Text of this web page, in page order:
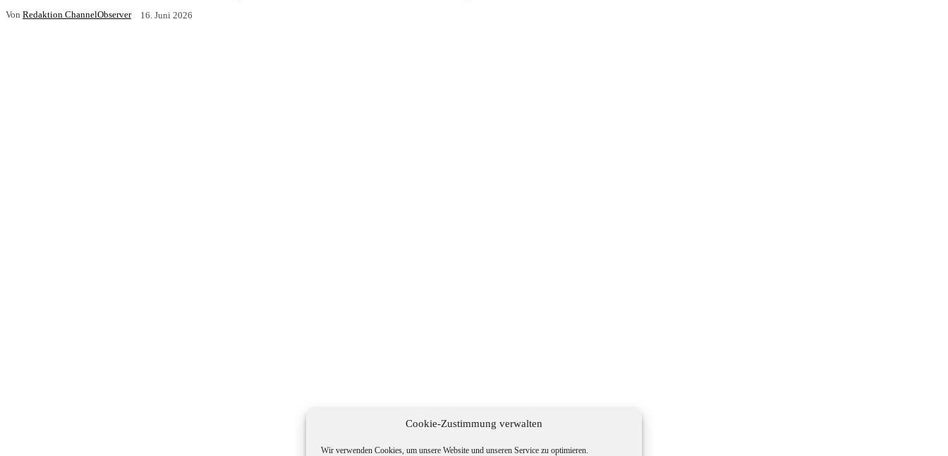
Cookie-Zustimmung verwalten
Wir verwenden Cookies, um unsere Website und unseren Service zu optimieren.
Von Redaktion ChannelObserver 16. Juni 2026